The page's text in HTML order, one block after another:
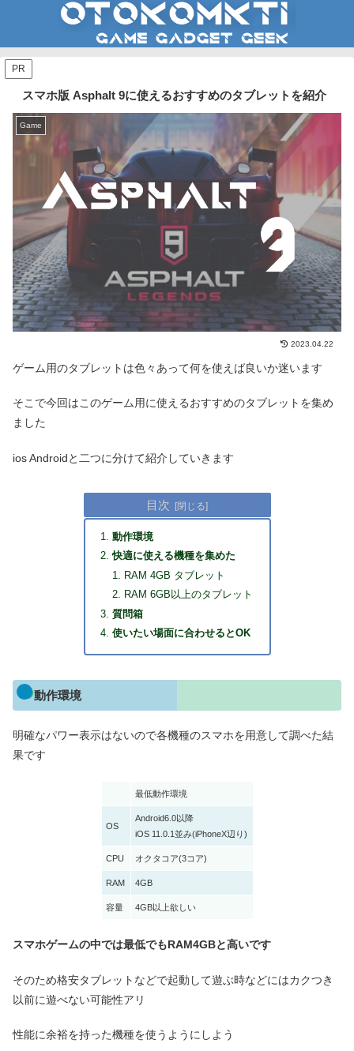
PR
スマホ版 Asphalt 9に使えるおすすめのタブレットを紹介
Game
2023.04.22
ゲーム用のタブレットは色々あって何を使えば良いか迷います
そこで今回はこのゲーム用に使えるおすすめのタブレットを集め
ました
ios Androidと二つに分けて紹介していきます
目次
動作環境
快適に使える機種を集めた
RAM 4GB タブレット
RAM 6GB以上のタブレット
質問箱
使いたい場面に合わせるとOK
動作環境
明確なパワー表示はないので各機種のスマホを用意して調べた結
果です
最低動作環境
OS
Android6.0以降
iOS 11.0.1並み(iPhoneX辺り)
CPU オクタコア(3コア)
RAM 4GB
容量 4GB以上欲しい
スマホゲームの中では最低でもRAM4GBと高いです
そのため格安タブレットなどで起動して遊ぶ時などにはカクつき
以前に遊べない可能性アリ
性能に余裕を持った機種を使うようにしよう